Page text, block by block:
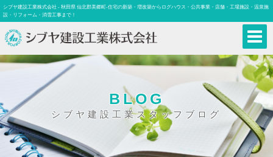
シブヤ建設工業株式会社 - 秋田県 仙北郡美郷町-住宅の新築・増改築からログハウス・公共事業・店舗・工場施設・温泉施
設・リフォーム・消雪工事まで！
BLOG
シブヤ建設工業スタッフブログ